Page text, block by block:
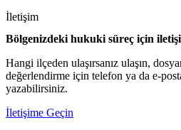
İletişim
Bölgenizdeki hukuki süreç için
Hangi ilçeden ulaşırsanız ulaşın,
değerlendirme için telefon ya da e-
yazabilirsiniz.
İletişime Geçin